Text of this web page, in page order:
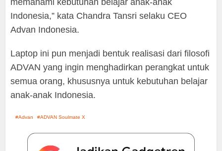
Indonesia,” kata Chandra Tansri selaku CEO
Advan Indonesia.
Laptop ini pun menjadi bentuk realisasi dari filosofi
ADVAN yang ingin menghadirkan perangkat untuk
semua orang, khususnya untuk kebutuhan belajar
anak-anak Indonesia.
Advan ADVAN Soulmate X